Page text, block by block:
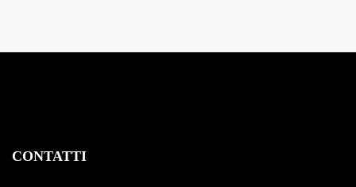
CONTATTI